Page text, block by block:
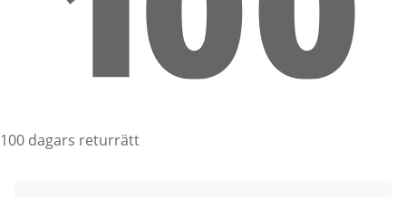
100 dagars returrätt